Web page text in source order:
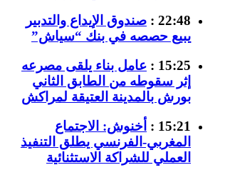
22:48 :
صندوق الإيداع والتدبير
يبيع حصصه في بنك “سياش”
15:25 :
عامل بناء يلقى مصرعه
إثر سقوطه من الطابق الثاني
بورش بالمدينة العتيقة لمراكش
15:21 :
أخنوش: الاجتماع
المغربي-الفرنسي يطلق التنفيذ
العملي للشراكة الاستثنائية